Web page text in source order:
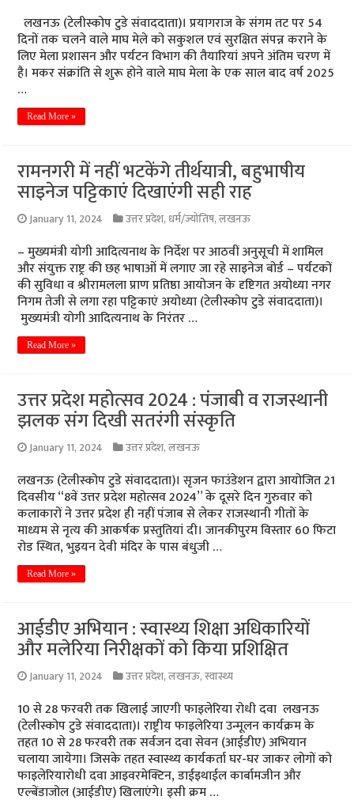
लखनऊ (टेलीस्कोप टुडे संवाददाता)। प्रयागराज के संगम तट पर 54
दिनों तक चलने वाले माघ मेले को सकुशल एवं सुरक्षित संपन्न कराने के
लिए मेला प्रशासन और पर्यटन विभाग की तैयारियां अपने अंतिम चरण में
है। मकर संक्रांति से शुरू होने वाले माघ मेला के एक साल बाद वर्ष 2025
…
Read More »
रामनगरी में नहीं भटकेंगे तीर्थयात्री, बहुभाषीय
साइनेज पट्टिकाएं दिखाएंगी सही राह
January 11, 2024 उत्तर प्रदेश, धर्म/ज्योतिष,लखनऊ
– मुख्यमंत्री योगी आदित्यनाथ के निर्देश पर आठवीं अनुसूची में शामिल
और संयुक्त राष्ट्र की छह भाषाओं में लगाए जा रहे साइनेज बोर्ड – पर्यटकों
की सुविधा व श्रीरामलला प्राण प्रतिष्ठा आयोजन के दृष्टिगत अयोध्या नगर
निगम तेजी से लगा रहा पट्टिकाएं अयोध्या (टेलीस्कोप टुडे संवाददाता)।
मुख्यमंत्री योगी आदित्यनाथ के निरंतर …
Read More »
उत्तर प्रदेश महोत्सव 2024 : पंजाबी व राजस्थानी
झलक संग दिखी सतरंगी संस्कृति
January 11, 2024 उत्तर प्रदेश,लखनऊ
लखनऊ (टेलीस्कोप टुडे संवाददाता)। सृजन फाउंडेशन द्वारा आयोजित 21
दिवसीय “8वें उत्तर प्रदेश महोत्सव 2024” के दूसरे दिन गुरुवार को
कलाकारों ने उत्तर प्रदेश ही नहीं पंजाब से लेकर राजस्थानी गीतों के
माध्यम से नृत्य की आकर्षक प्रस्तुतियां दी। जानकीपुरम विस्तार 60 फिटा
रोड स्थित, भुइयन देवी मंदिर के पास बंधुजी …
Read More »
आईडीए अभियान : स्वास्थ्य शिक्षा अधिकारियों
और मलेरिया निरीक्षकों को किया प्रशिक्षित
January 11, 2024 उत्तर प्रदेश,लखनऊ,स्वास्थ्य
10 से 28 फरवरी तक खिलाई जाएगी फाइलेरिया रोधी दवा लखनऊ
(टेलीस्कोप टुडे संवाददाता)। राष्ट्रीय फाइलेरिया उन्मूलन कार्यक्रम के
तहत 10 से 28 फरवरी तक सर्वजन दवा सेवन (आईडीए) अभियान
चलाया जायेगा। जिसके तहत स्वास्थ्य कार्यकर्ता घर-घर जाकर लोगों को
फाइलेरियारोधी दवा आइवरमेक्टिन, डाईइथाईल कार्बामजीन और
एल्बेंडाजोल (आईडीए) खिलाएंगे। इसी क्रम …